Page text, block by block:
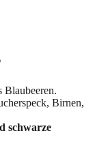
Blaubeeren.
Birnen,
schwarze